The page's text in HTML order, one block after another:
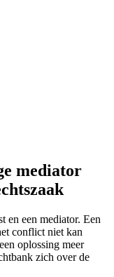
mediator
en een mediator. Een
conflict niet kan
oplossing meer
zich over de